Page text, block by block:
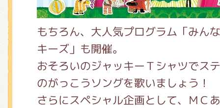
もちろん、大人気プログラム「みん
キーズ」も開催。
おそろいのジャッキーＴシャツでス
のがっこうソングを歌いましょう！
さらにスペシャル企画として、ＭＣ